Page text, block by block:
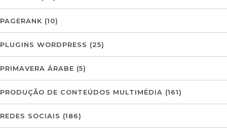
PAGERANK (10)
PLUGINS WORDPRESS (25)
PRIMAVERA ÁRABE (5)
PRODUÇÃO DE CONTEÚDOS MULTIMÉDIA (161)
REDES SOCIAIS (186)